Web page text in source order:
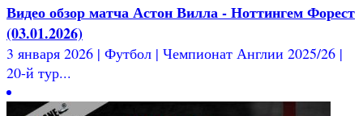
Видео обзор матча Астон Вилла - Ноттингем Форест
(03.01.2026)
3 января 2026 | Футбол | Чемпионат Англии 2025/26 |
20-й тур...